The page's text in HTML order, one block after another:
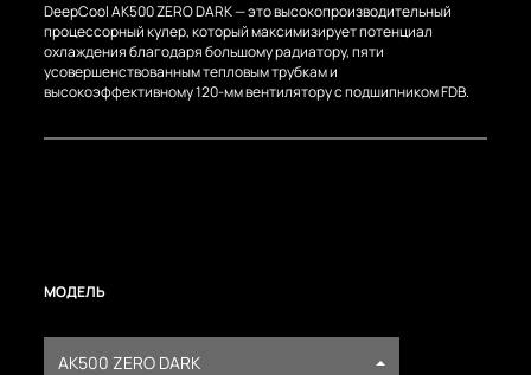
DeepCool AK500 ZERO DARK — это высокопроизводительный
процессорный кулер, который максимизирует потенциал
охлаждения благодаря большому радиатору, пяти
усовершенствованным тепловым трубкам и
высокоэффективному 120-мм вентилятору с подшипником FDB.
МОДЕЛЬ
AK500 ZERO DARK